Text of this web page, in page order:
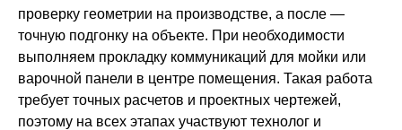
проверку геометрии на производстве, а после —
точную подгонку на объекте. При необходимости
выполняем прокладку коммуникаций для мойки или
варочной панели в центре помещения. Такая работа
требует точных расчетов и проектных чертежей,
поэтому на всех этапах участвуют технолог и